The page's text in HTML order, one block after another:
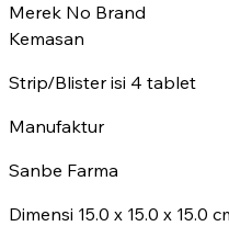
Merek No Brand
Kemasan
Strip/Blister isi 4 tablet
Manufaktur
Sanbe Farma
Dimensi 15.0 x 15.0 x 15.0